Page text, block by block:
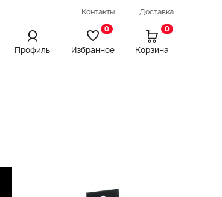
Контакты Доставка
Профиль
0
Избранное
0
Корзина